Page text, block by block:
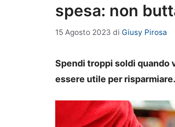
spesa: non
15 Agosto 2023 di Giusy Pirosa
Spendi troppi soldi quando
essere utile per